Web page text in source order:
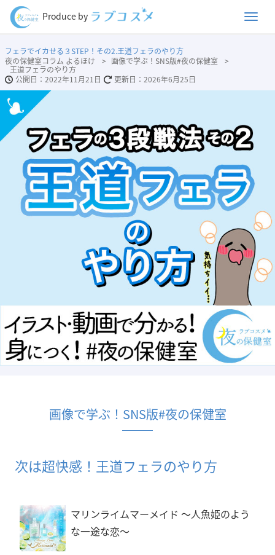
Produce by
フェラでイカせる３STEP！その2.王道フェラのやり方
夜の保健室コラム よるほけ
画像で学ぶ！SNS版#夜の保健室
王道フェラのやり方
2022年11月21日
2026年6月25日
画像で学ぶ！SNS版#夜の保健室
次は超快感！王道フェラのやり方
マリンライムマーメイド 〜人魚姫のよう
な一途な恋〜